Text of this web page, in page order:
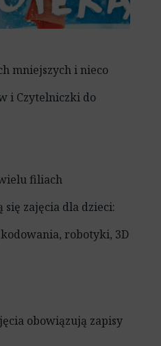
mniejszych i nieco
i Czytelniczki do
filiach
zajęcia dla dzieci:
robotyki, 3D
obowiązują zapisy